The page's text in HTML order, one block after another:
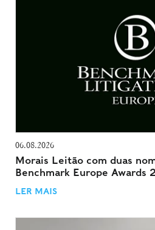
06.08.2026
Morais Leitão com duas
Benchmark Europe Awards
LER MAIS